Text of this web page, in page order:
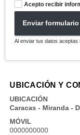
Acepto recibir
Enviar formulario
Al enviar tus datos aceptas
UBICACIÓN Y
UBICACIÓN
Caracas - Miranda -
MÓVIL
0000000000